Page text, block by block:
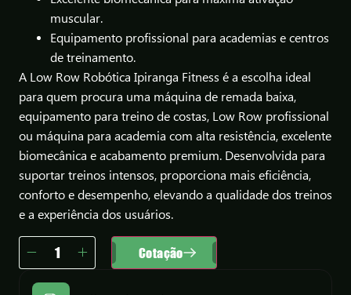
muscular.
Equipamento profissional para academias e centros
de treinamento.
A Low Row Robótica Ipiranga Fitness é a escolha ideal
para quem procura uma máquina de remada baixa,
equipamento para treino de costas, Low Row profissional
ou máquina para academia com alta resistência, excelente
biomecânica e acabamento premium. Desenvolvida para
suportar treinos intensos, proporciona mais eficiência,
conforto e desempenho, elevando a qualidade dos treinos
e a experiência dos usuários.
Cotação